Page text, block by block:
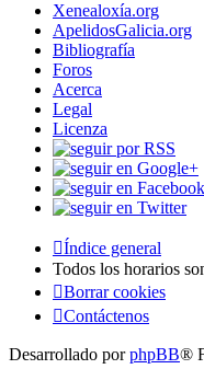
Xenealoxía.org
ApelidosGalicia.org
Bibliografía
Foros
Acerca
Legal
Licenza
Índice general
Todos los horarios
Borrar cookies
Contáctenos
Desarrollado porphpBB®